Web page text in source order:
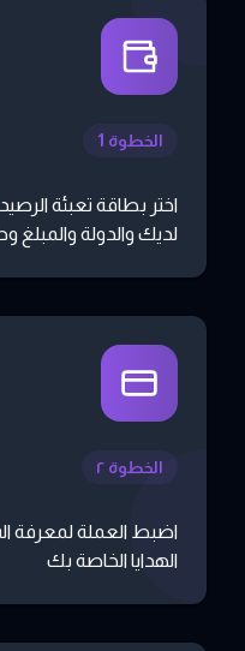
الخطوة 1
اختر بطاقة تعبئة
لديك والدولة والمبلغ
الخطوة ٢
اضبط العملة لمعرفة
الهدايا الخاصة بك